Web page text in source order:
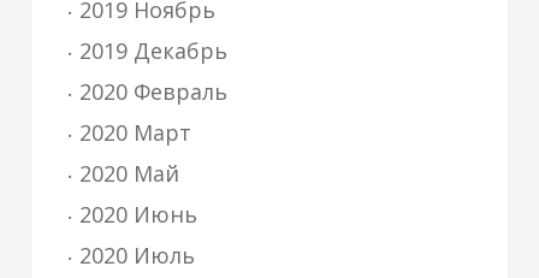
2019 Ноябрь
2019 Декабрь
2020 Февраль
2020 Март
2020 Май
2020 Июнь
2020 Июль